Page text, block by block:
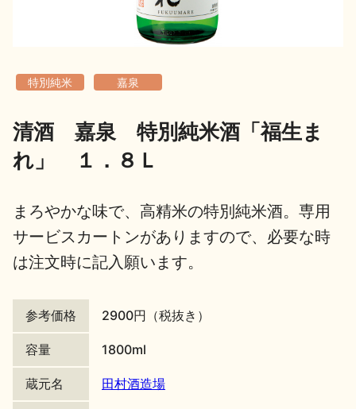
お楽しみコンテンツ
地酒川柳
特別純米 嘉泉
清酒 嘉泉 特別純米酒「福生ま
れ」 １．８Ｌ
まろやかな味で、高精米の特別純米酒。専用
サービスカートンがありますので、必要な時
は注文時に記入願います。
参考価格 2900円（税抜き）
容量 1800ml
蔵元名 田村酒造場